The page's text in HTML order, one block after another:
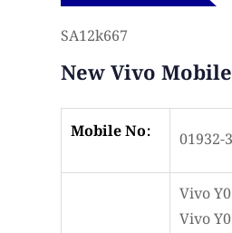
SA12k667
New Vivo
Mobile No: 01932-
Vivo
Vivo